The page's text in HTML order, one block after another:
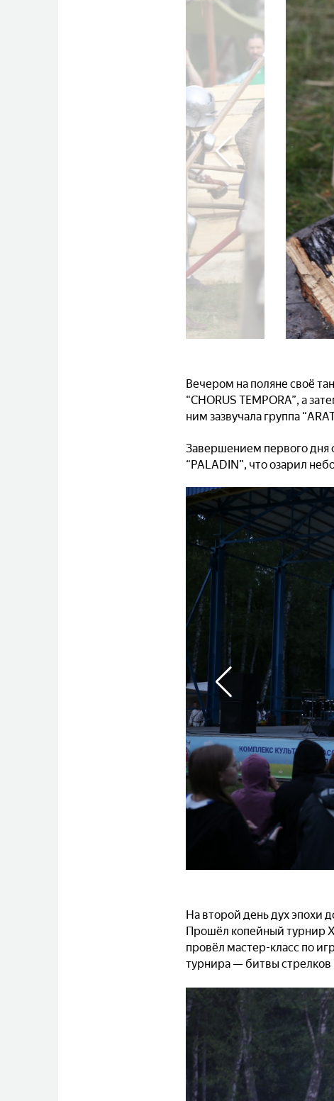
Вечером на поляне своё
“CHORUS TEMPORA”, а
ним зазвучала группа
Завершением первого дня
“PALADIN”, что озарил
На второй день дух эпохи
Прошёл копейный турнир
провёл мастер-класс по
турнира — битвы стрелков